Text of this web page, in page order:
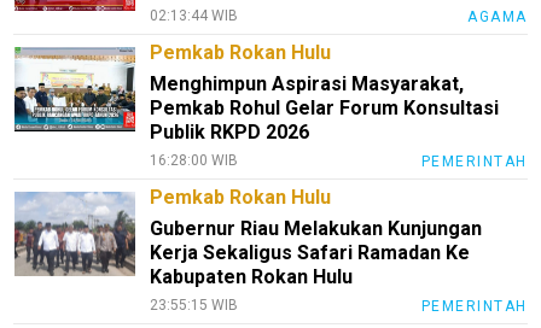
02:13:44 WIB AGAMA
Pemkab Rokan Hulu
Menghimpun Aspirasi Masyarakat,
Pemkab Rohul Gelar Forum Konsultasi
Publik RKPD 2026
16:28:00 WIB PEMERINTAH
Pemkab Rokan Hulu
Gubernur Riau Melakukan Kunjungan
Kerja Sekaligus Safari Ramadan Ke
Kabupaten Rokan Hulu
23:55:15 WIB PEMERINTAH